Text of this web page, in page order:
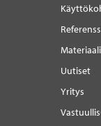
Uutiset
Yritys